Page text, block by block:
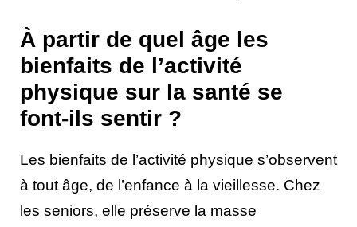
À partir de quel âge les
bienfaits de l’activité
physique sur la santé se
font-ils sentir ?
Les bienfaits de l’activité physique s’observent
à tout âge, de l’enfance à la vieillesse. Chez
les seniors, elle préserve la masse